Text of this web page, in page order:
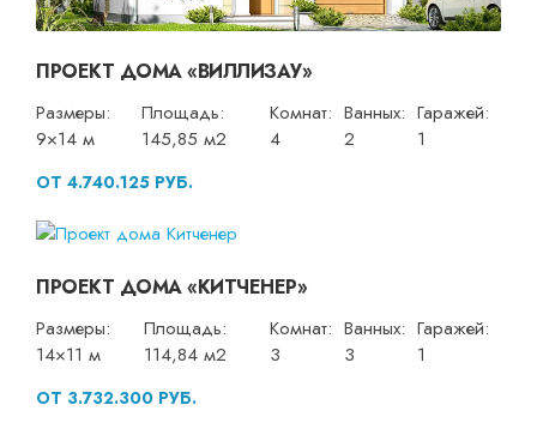
ПРОЕКТ ДОМА «ВИЛЛИЗАУ»
Размеры:
9×14 м
Площадь:
145,85 м2
Комнат:
4
Ванных:
2
Гаражей:
1
ОТ 4.740.125 РУБ.
ПРОЕКТ ДОМА «КИТЧЕНЕР»
Размеры:
14×11 м
Площадь:
114,84 м2
Комнат:
3
Ванных:
3
Гаражей:
1
ОТ 3.732.300 РУБ.